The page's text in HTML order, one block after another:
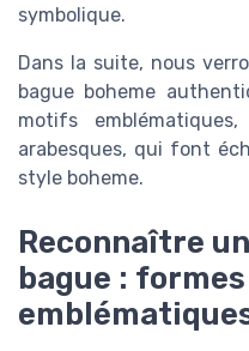
symbolique.
Dans la suite, nous
bague boheme
motifs
arabesques, qui font
style boheme.
Reconnaître
bague :